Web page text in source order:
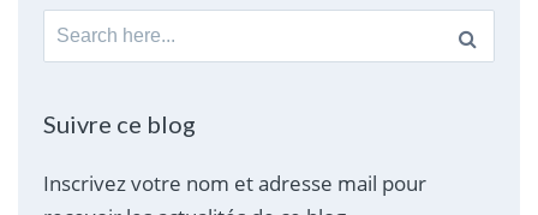
Search
for:
Suivre ce blog
Inscrivez votre nom et adresse mail pour